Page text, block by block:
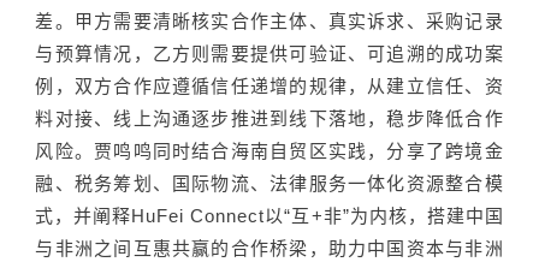
差。甲方需要清晰核实合作主体、真实诉求、采购记录
与预算情况，乙方则需要提供可验证、可追溯的成功案
例，双方合作应遵循信任递增的规律，从建立信任、资
料对接、线上沟通逐步推进到线下落地，稳步降低合作
风险。贾鸣鸣同时结合海南自贸区实践，分享了跨境金
融、税务筹划、国际物流、法律服务一体化资源整合模
式，并阐释HuFei Connect以“互+非”为内核，搭建中国
与非洲之间互惠共赢的合作桥梁，助力中国资本与非洲